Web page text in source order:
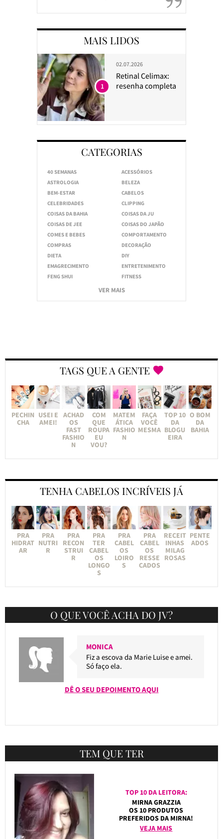
MAIS LIDOS
02.07.2026
Retinal Celimax:
resenha completa
1
CATEGORIAS
40 SEMANAS
ACESSÓRIOS
ASTROLOGIA
BELEZA
BEM-ESTAR
CABELOS
CELEBRIDADES
CLIPPING
COISAS DA BAHIA
COISAS DA JU
COISAS DE JEE
COISAS DO JAPÃO
COMES E BEBES
COMPORTAMENTO
COMPRAS
DECORAÇÃO
DIETA
DIY
EMAGRECIMENTO
ENTRETENIMENTO
FENG SHUI
FITNESS
VER MAIS
TAGS QUE A GENTE
PECHIN
CHA
USEI E
AMEI!
ACHAD
OS
FAST
FASHIO
N
COM
QUE
ROUPA
EU
VOU?
MATEM
ÁTICA
FASHIO
N
FAÇA
VOCÊ
MESMA
TOP 10
DA
BLOGU
EIRA
O BOM
DA
BAHIA
TENHA CABELOS INCRÍVEIS JÁ
PRA
HIDRAT
AR
PRA
NUTRI
R
PRA
RECON
STRUI
R
PRA
TER
CABEL
OS
LONGO
S
PRA
CABEL
OS
LOIRO
S
PRA
CABEL
OS
RESSE
CADOS
RECEIT
INHAS
MILAG
ROSAS
PENTE
ADOS
O QUE VOCÊ ACHA DO JV?
MONICA
Fiz a escova da Marie Luise e amei.
Só faço ela.
DÊ O SEU DEPOIMENTO AQUI
TEM QUE TER
TOP 10 DA LEITORA:
MIRNA GRAZZIA
OS 10 PRODUTOS
PREFERIDOS DA MIRNA!
VEJA MAIS